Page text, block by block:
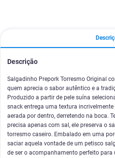
Descrição
Salgadinho Prepork Torresmo Original
quem aprecia o sabor autêntico e a
Produzido a partir de pele suína
snack entrega uma textura
aerada por dentro, derretendo na boca.
precisa apenas com sal, ele preserva o
torresmo caseiro. Embalado em uma
saciar aquela vontade de um petisco
de ser o acompanhamento perfeito